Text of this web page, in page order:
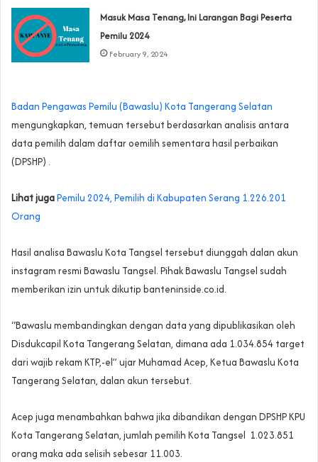
Masuk Masa Tenang, Ini Larangan Bagi Peserta
Pemilu 2024
February 9, 2024
Badan Pengawas Pemilu (Bawaslu) Kota Tangerang Selatan
mengungkapkan, temuan tersebut berdasarkan analisis antara
data pemilih dalam daftar oemilih sementara hasil perbaikan
(DPSHP) .
Lihat jugaPemilu 2024, Pemilih di Kabupaten Serang 1.226.201
Orang
Hasil analisa Bawaslu Kota Tangsel tersebut diunggah dalan akun
instagram resmi Bawaslu Tangsel. Pihak Bawaslu Tangsel sudah
memberikan izin untuk dikutip banteninside.co.id.
“Bawaslu membandingkan dengan data yang dipublikasikan oleh
Disdukcapil Kota Tangerang Selatan, dimana ada 1.034.854 target
dari wajib rekam KTP,-el” ujar Muhamad Acep, Ketua Bawaslu Kota
Tangerang Selatan, dalan akun tersebut.
Acep juga menambahkan bahwa jika dibandikan dengan DPSHP KPU
Kota Tangerang Selatan, jumlah pemilih Kota Tangsel 1.023.851
orang maka ada selisih sebesar 11.003.